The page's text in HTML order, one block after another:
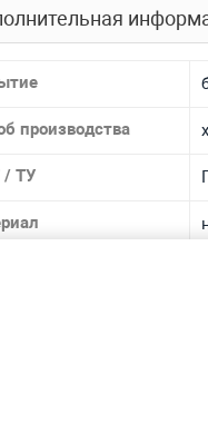
производства
/ ТУ